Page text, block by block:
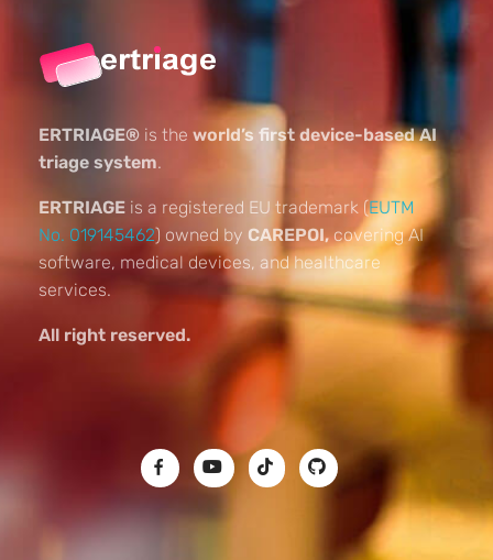
ERTRIAGE® is the world’s first device-based AI
triage system.
ERTRIAGE is a registered EU trademark (EUTM
No. 019145462) owned by CAREPOI,covering AI
software, medical devices, and healthcare
services.
All right reserved.